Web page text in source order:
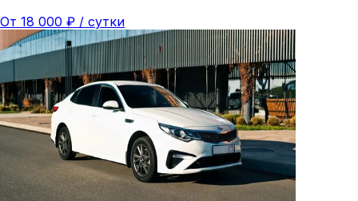
От 18 000 ₽ / сутки